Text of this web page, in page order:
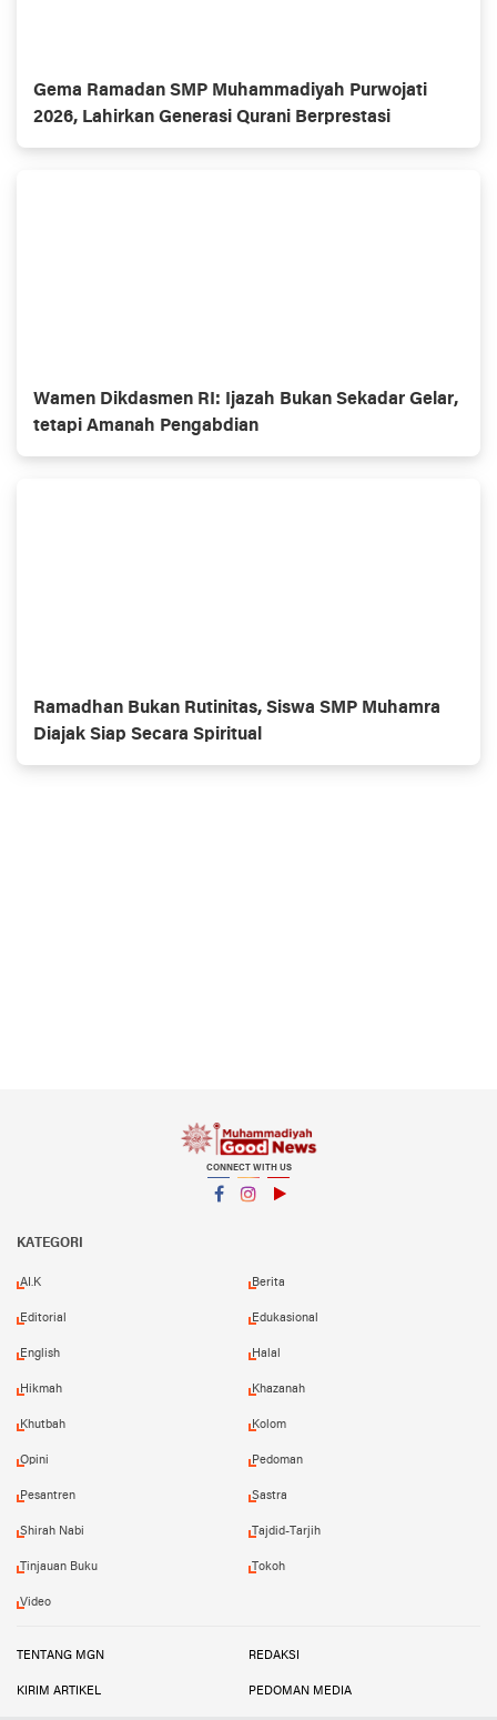
Gema Ramadan SMP Muhammadiyah Purwojati
2026, Lahirkan Generasi Qurani Berprestasi
Wamen Dikdasmen RI: Ijazah Bukan Sekadar Gelar,
tetapi Amanah Pengabdian
Ramadhan Bukan Rutinitas, Siswa SMP Muhamra
Diajak Siap Secara Spiritual
CONNECT WITH US
KATEGORI
AI.K Berita
Editorial Edukasional
English Halal
Hikmah Khazanah
Khutbah Kolom
Opini Pedoman
Pesantren Sastra
Shirah Nabi Tajdid-Tarjih
Tinjauan Buku Tokoh
Video
TENTANG MGN REDAKSI
KIRIM ARTIKEL PEDOMAN MEDIA